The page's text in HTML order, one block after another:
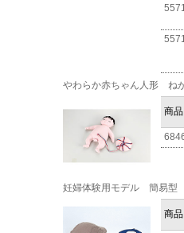
やわらか赤ちゃん人形 ね
商
妊婦体験用モデル 簡易型
商